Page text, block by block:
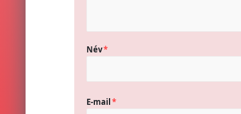
Név*
E-mail*